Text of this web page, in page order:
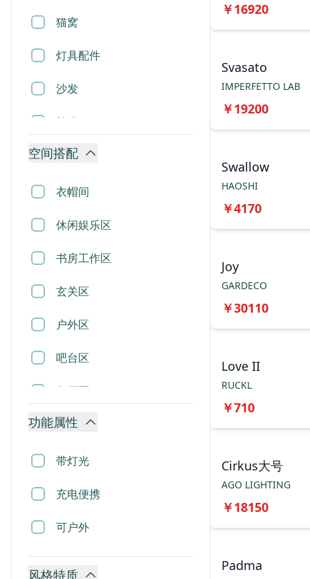
猫窝
灯具配件
沙发
椅凳
桌几
柜类
床
屏风
置物架
推车
吊灯
吸顶灯
壁灯
落地灯
台灯
镜子
时钟
空间搭配
衣帽间
休闲娱乐区
书房工作区
玄关区
户外区
吧台区
餐厅区
楼梯区
卧室区
挑空区
客厅区
功能属性
带灯光
充电便携
可户外
风格特质
￥16920
Svasato
IMPERFETTO LAB
￥19200
Swallow
HAOSHI
￥4170
Joy
GARDECO
￥30110
Love II
RUCKL
￥710
Cirkus大号
AGO LIGHTING
￥18150
Padma